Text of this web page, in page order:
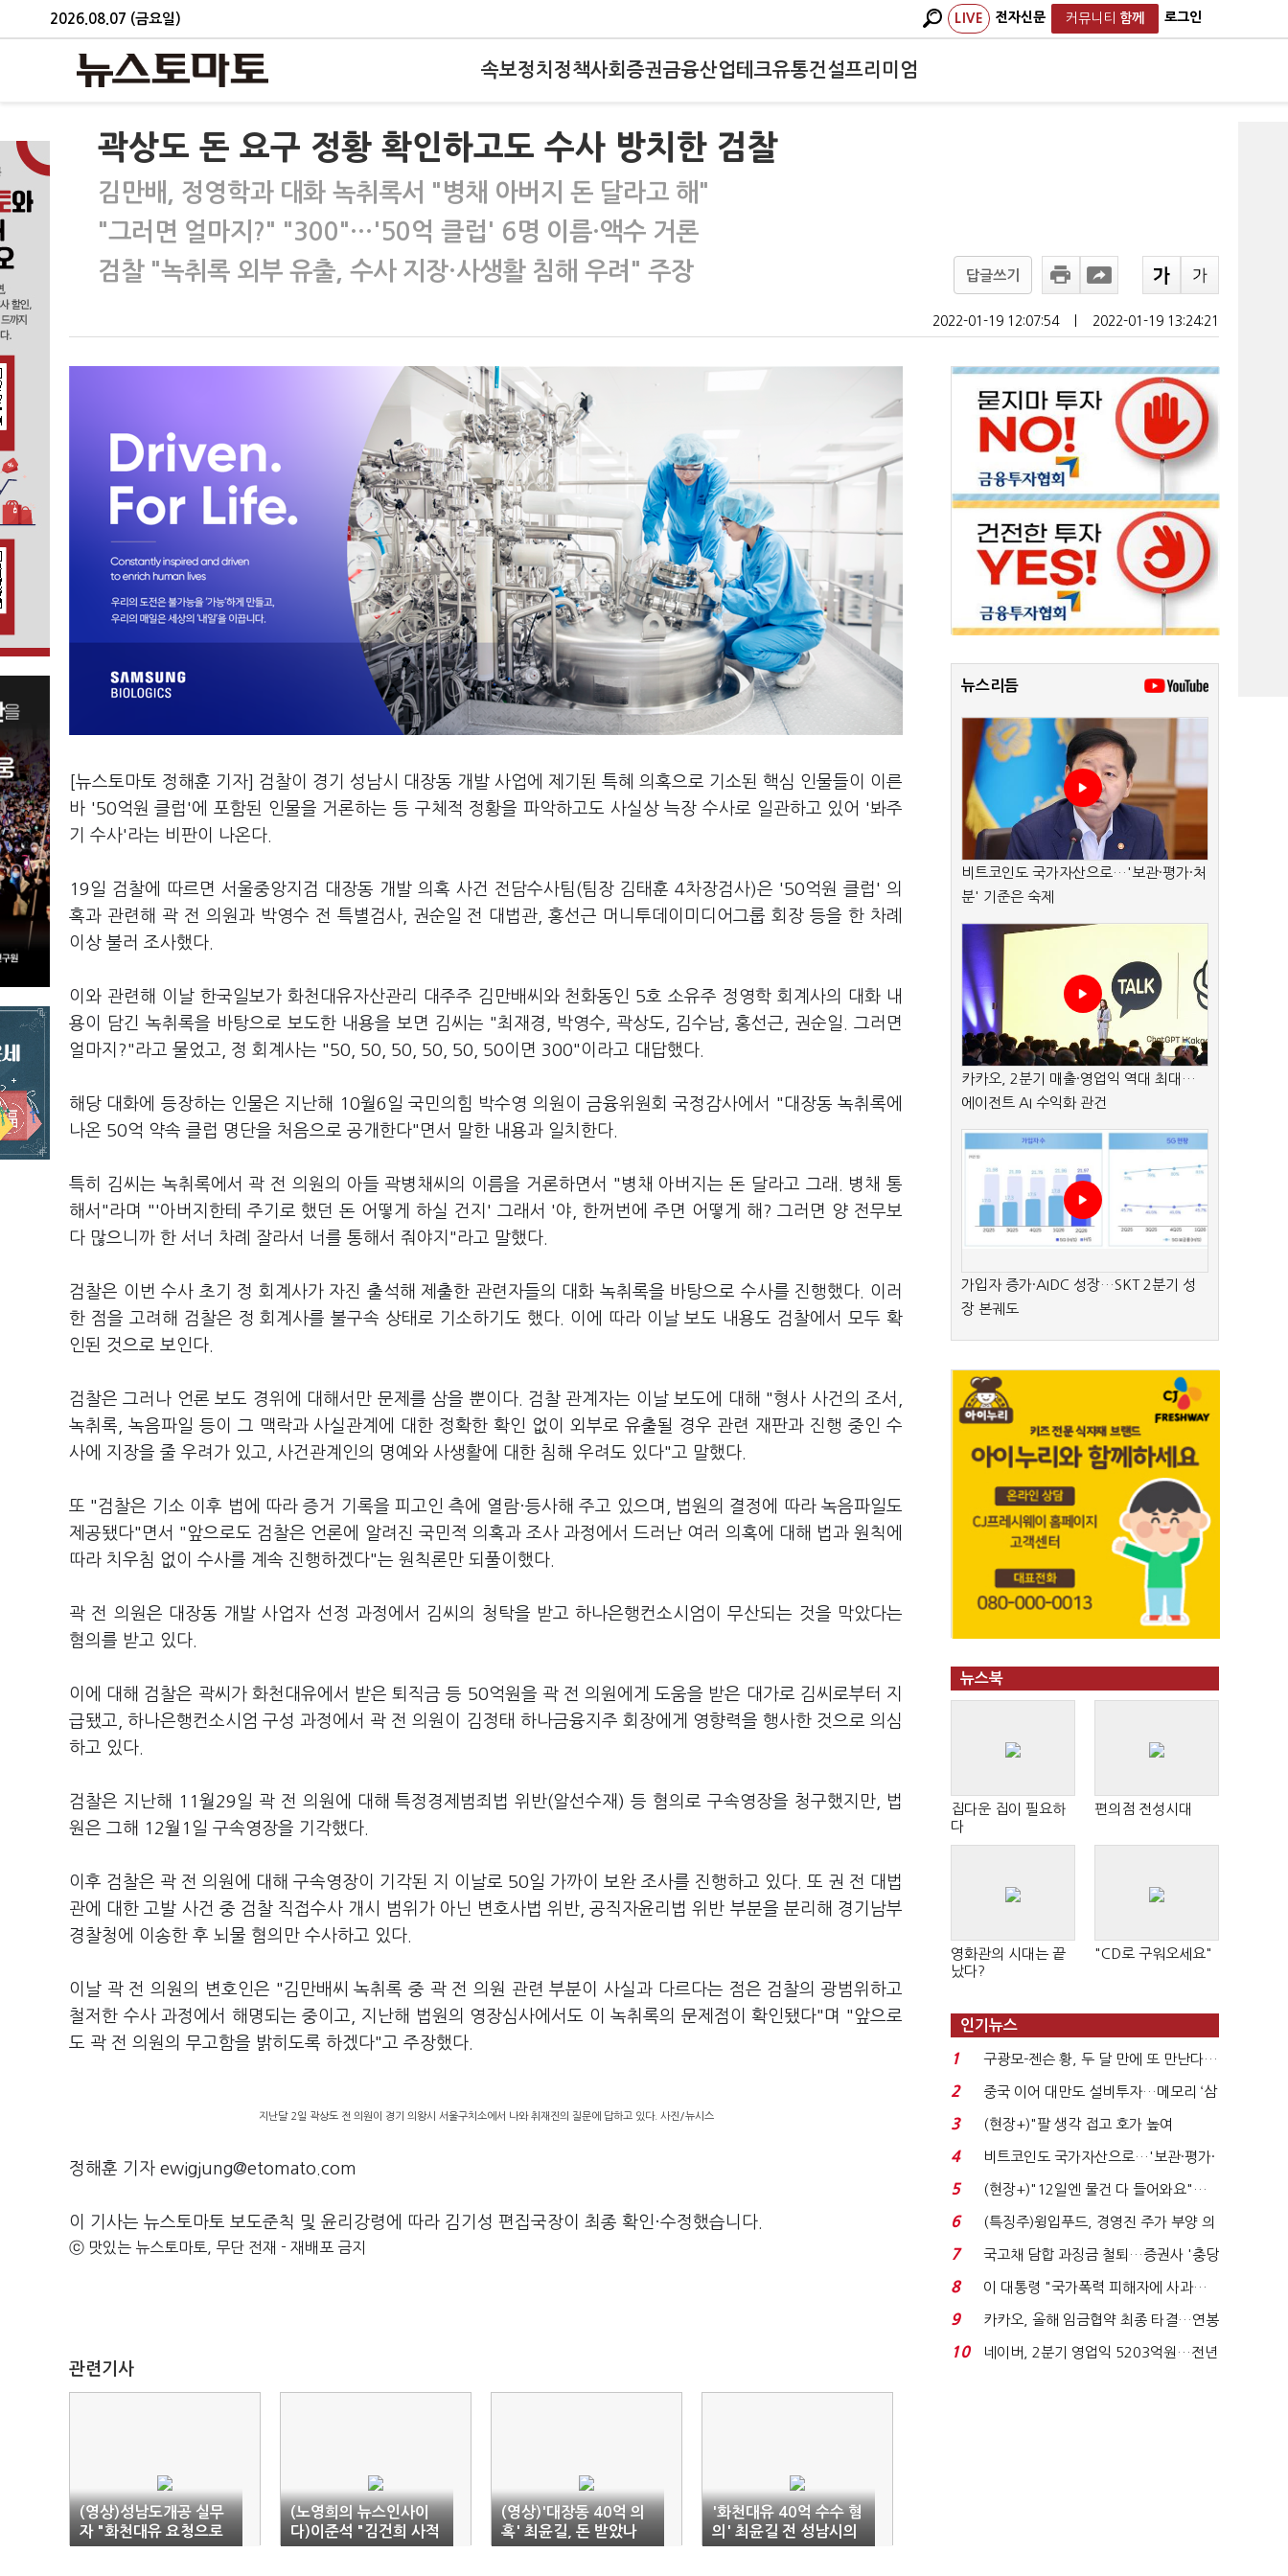
2026.08.07 (금요일) LIVE 전자신문 커뮤니티 함께 로그인
속보정치 정책사회 증권금융산업테크유통건설프리미엄
곽상도 돈 요구 정황 확인하고도 수사 방치한 검찰
김만배, 정영학과 대화 녹취록서 "병채 아버지 돈 달라고 해"
"그러면 얼마지?" "300"…'50억 클럽' 6명 이름·액수 거론
검찰 "녹취록 외부 유출, 수사 지장·사생활 침해 우려" 주장
답글쓰기
2022-01-19 12:07:54 2022-01-19 13:24:21
[뉴스토마토 정해훈 기자] 검찰이 경기 성남시 대장동 개발 사업에 제기된 특혜 의혹으로 기소된 핵심 인물들이 이른
바 '50억원 클럽'에 포함된 인물을 거론하는 등 구체적 정황을 파악하고도 사실상 늑장 수사로 일관하고 있어 '봐주
기 수사'라는 비판이 나온다.
19일 검찰에 따르면 서울중앙지검 대장동 개발 의혹 사건 전담수사팀(팀장 김태훈 4차장검사)은 '50억원 클럽' 의
혹과 관련해 곽 전 의원과 박영수 전 특별검사, 권순일 전 대법관, 홍선근 머니투데이미디어그룹 회장 등을 한 차례
이상 불러 조사했다.
이와 관련해 이날 한국일보가 화천대유자산관리 대주주 김만배씨와 천화동인 5호 소유주 정영학 회계사의 대화 내
용이 담긴 녹취록을 바탕으로 보도한 내용을 보면 김씨는 "최재경, 박영수, 곽상도, 김수남, 홍선근, 권순일. 그러면
얼마지?"라고 물었고, 정 회계사는 "50, 50, 50, 50, 50, 50이면 300"이라고 대답했다.
해당 대화에 등장하는 인물은 지난해 10월6일 국민의힘 박수영 의원이 금융위원회 국정감사에서 "대장동 녹취록에
나온 50억 약속 클럽 명단을 처음으로 공개한다"면서 말한 내용과 일치한다.
특히 김씨는 녹취록에서 곽 전 의원의 아들 곽병채씨의 이름을 거론하면서 "병채 아버지는 돈 달라고 그래. 병채 통
해서"라며 "'아버지한테 주기로 했던 돈 어떻게 하실 건지' 그래서 '야, 한꺼번에 주면 어떻게 해? 그러면 양 전무보
다 많으니까 한 서너 차례 잘라서 너를 통해서 줘야지"라고 말했다.
검찰은 이번 수사 초기 정 회계사가 자진 출석해 제출한 관련자들의 대화 녹취록을 바탕으로 수사를 진행했다. 이러
한 점을 고려해 검찰은 정 회계사를 불구속 상태로 기소하기도 했다. 이에 따라 이날 보도 내용도 검찰에서 모두 확
인된 것으로 보인다.
검찰은 그러나 언론 보도 경위에 대해서만 문제를 삼을 뿐이다. 검찰 관계자는 이날 보도에 대해 "형사 사건의 조서,
녹취록, 녹음파일 등이 그 맥락과 사실관계에 대한 정확한 확인 없이 외부로 유출될 경우 관련 재판과 진행 중인 수
사에 지장을 줄 우려가 있고, 사건관계인의 명예와 사생활에 대한 침해 우려도 있다"고 말했다.
또 "검찰은 기소 이후 법에 따라 증거 기록을 피고인 측에 열람·등사해 주고 있으며, 법원의 결정에 따라 녹음파일도
제공됐다"면서 "앞으로도 검찰은 언론에 알려진 국민적 의혹과 조사 과정에서 드러난 여러 의혹에 대해 법과 원칙에
따라 치우침 없이 수사를 계속 진행하겠다"는 원칙론만 되풀이했다.
곽 전 의원은 대장동 개발 사업자 선정 과정에서 김씨의 청탁을 받고 하나은행컨소시엄이 무산되는 것을 막았다는
혐의를 받고 있다.
이에 대해 검찰은 곽씨가 화천대유에서 받은 퇴직금 등 50억원을 곽 전 의원에게 도움을 받은 대가로 김씨로부터 지
급됐고, 하나은행컨소시엄 구성 과정에서 곽 전 의원이 김정태 하나금융지주 회장에게 영향력을 행사한 것으로 의심
하고 있다.
검찰은 지난해 11월29일 곽 전 의원에 대해 특정경제범죄법 위반(알선수재) 등 혐의로 구속영장을 청구했지만, 법
원은 그해 12월1일 구속영장을 기각했다.
이후 검찰은 곽 전 의원에 대해 구속영장이 기각된 지 이날로 50일 가까이 보완 조사를 진행하고 있다. 또 권 전 대법
관에 대한 고발 사건 중 검찰 직접수사 개시 범위가 아닌 변호사법 위반, 공직자윤리법 위반 부분을 분리해 경기남부
경찰청에 이송한 후 뇌물 혐의만 수사하고 있다.
이날 곽 전 의원의 변호인은 "김만배씨 녹취록 중 곽 전 의원 관련 부분이 사실과 다르다는 점은 검찰의 광범위하고
철저한 수사 과정에서 해명되는 중이고, 지난해 법원의 영장심사에서도 이 녹취록의 문제점이 확인됐다"며 "앞으로
도 곽 전 의원의 무고함을 밝히도록 하겠다"고 주장했다.
지난달 2일 곽상도 전 의원이 경기 의왕시 서울구치소에서 나와 취재진의 질문에 답하고 있다. 사진/뉴시스
정해훈 기자 ewigjung@etomato.com
이 기사는 뉴스토마토 보도준칙 및 윤리강령에 따라 김기성 편집국장이 최종 확인·수정했습니다.
ⓒ 맛있는 뉴스토마토, 무단 전재 - 재배포 금지
관련기사
(영상)성남도개공 실무
자 "화천대유 요청으로
1공단 사업서 제외"
(노영희의 뉴스인사이
다)이준석 "김건희 사적
통화, '김지은 2차 가해'
(영상)'대장동 40억 의
혹' 최윤길, 돈 받았나
묻자 "죄송해요"
'화천대유 40억 수수 혐
의' 최윤길 전 성남시의
회 의장 구속
뉴스리듬
비트코인도 국가자산으로…'보관·평가·처
분' 기준은 숙제
카카오, 2분기 매출·영업익 역대 최대…
에이전트 AI 수익화 관건
가입자 증가·AIDC 성장…SKT 2분기 성
장 본궤도
뉴스북
집다운 집이 필요하
다
편의점 전성시대
영화관의 시대는 끝
났다?
"CD로 구워오세요"
인기뉴스
1
구광모-젠슨 황, 두 달 만에 또 만난다…
로봇·AI 등 논...
2
중국 이어 대만도 설비투자…메모리 ‘삼
국전쟁’
3
(현장+)"팔 생각 접고 호가 높여
요"…'덜 똘똘한 한 채' 20...
4
비트코인도 국가자산으로…'보관·평가·
처분' 기준은 ...
5
(현장+)"12일엔 물건 다 들어와요"…
빈 매대 채우며 문 연 ...
6
(특징주)윙입푸드, 경영진 주가 부양 의
지에 상한가...
7
국고채 담합 과징금 철퇴…증권사 '충당
금 폭탄' 우려...
8
이 대통령 "국가폭력 피해자에 사과…
적극적 조사로 진...
9
카카오, 올해 임금협약 최종 타결…연봉
6.3% 인상·격려...
10
네이버, 2분기 영업익 5203억원…전년